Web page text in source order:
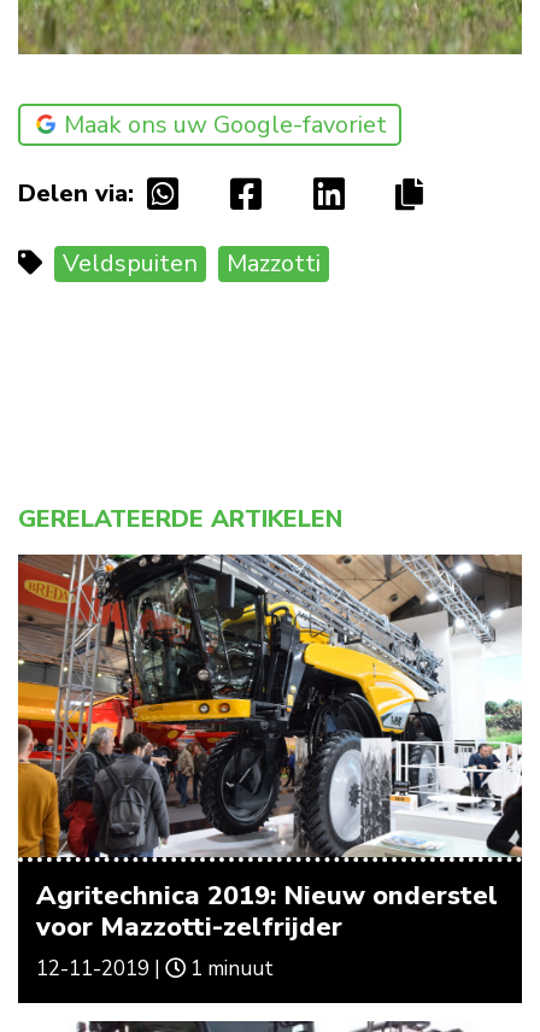
Maak ons uw Google-favoriet
Delen via:
Veldspuiten Mazzotti
GERELATEERDE ARTIKELEN
Agritechnica 2019: Nieuw onderstel
voor Mazzotti-zelfrijder
12-11-2019 | 1 minuut